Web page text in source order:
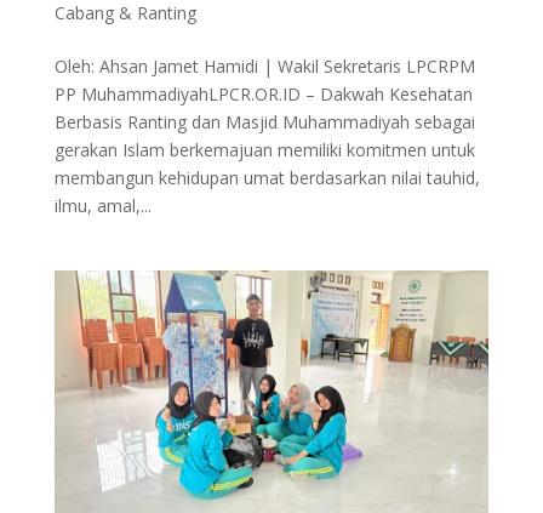
Cabang & Ranting
Oleh: Ahsan Jamet Hamidi | Wakil Sekretaris LPCRPM
PP MuhammadiyahLPCR.OR.ID – Dakwah Kesehatan
Berbasis Ranting dan Masjid Muhammadiyah sebagai
gerakan Islam berkemajuan memiliki komitmen untuk
membangun kehidupan umat berdasarkan nilai tauhid,
ilmu, amal,...